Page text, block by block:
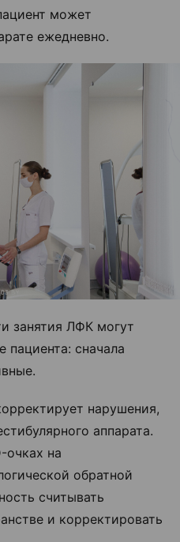
может
ежедневно.
занятия ЛФК могут
пациента: сначала
нарушения,
аппарата.
очках на
обратной
считывать
и корректировать